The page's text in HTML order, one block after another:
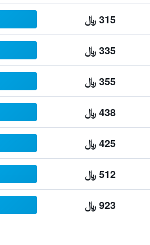
315 ﷼
335 ﷼
355 ﷼
438 ﷼
425 ﷼
512 ﷼
923 ﷼